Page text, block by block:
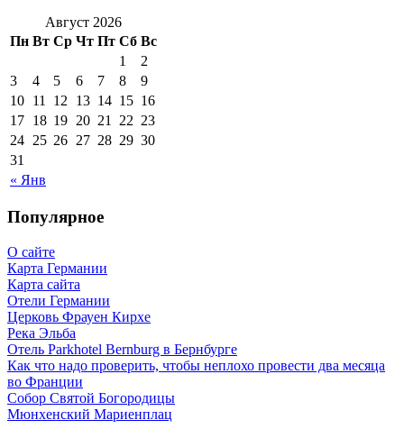
Август 2026
Пн Вт Ср Чт Пт Сб Вс
« Янв
1
2
3
4 5 6 7 8
9
10 11 12 13 14 15 16
17 18 19 20 21 22 23
24 25 26 27 28 29 30
31
Популярное
О сайте
Карта Германии
Карта сайта
Отели Германии
Церковь Фрауен Кирхе
Река Эльба
Отель Parkhotel Bernburg в Бернбурге
Как что надо проверить, чтобы неплохо провести два месяца
во Франции
Собор Святой Богородицы
Мюнхенский Мариенплац